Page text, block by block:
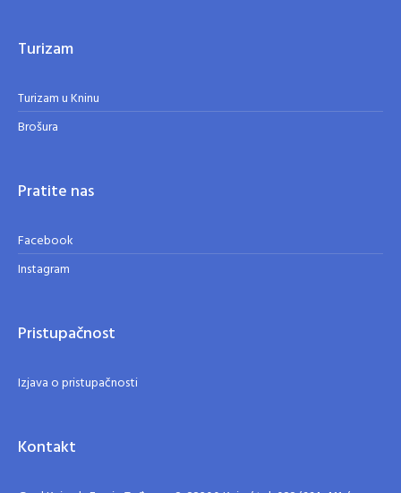
Turizam
Turizam u Kninu
Brošura
Pratite nas
Facebook
Instagram
Pristupačnost
Izjava o pristupačnosti
Kontakt